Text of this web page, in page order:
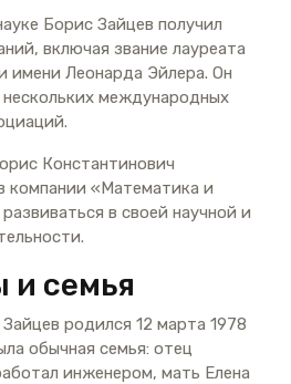
Борис Зайцев получил
включая звание лауреата
Леонарда Эйлера. Он
международных
Константинович
компании «Математика и
в своей научной и
и семья
родился 12 марта 1978
обычная семья: отец
инженером, мать Елена